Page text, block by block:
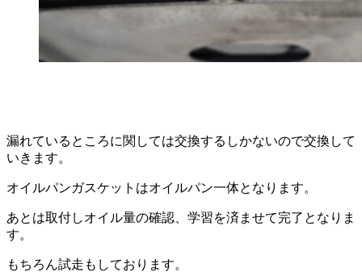
漏れているところに関しては交換するしかないので交換して
いきます。
オイルパンガスケットはオイルパン一体となります。
あとは取付しオイル量の確認、学習を済ませて完了となりま
す。
もちろん試走もしております。